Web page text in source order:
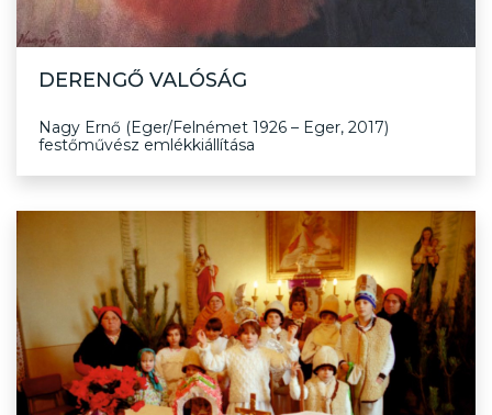
DERENGŐ VALÓSÁG
Nagy Ernő (Eger/Felnémet 1926 – Eger, 2017)
festőművész emlékkiállítása